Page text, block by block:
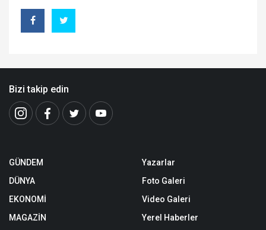
Bizi takip edin
GÜNDEM
DÜNYA
EKONOMİ
MAGAZİN
Yazarlar
Foto Galeri
Video Galeri
Yerel Haberler